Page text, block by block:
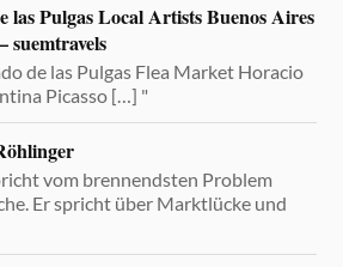
las Pulgas Local Artists Buenos Aires
suemtravels
de las Pulgas Flea Market Horacio
Picasso […] "
vom brennendsten Problem
Er spricht über Marktlücke und